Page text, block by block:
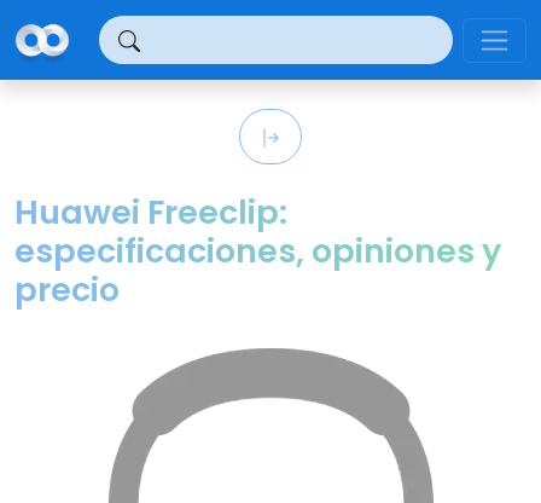
Huawei Freeclip:
especificaciones, opiniones y
precio
Panel de gestión de cookies